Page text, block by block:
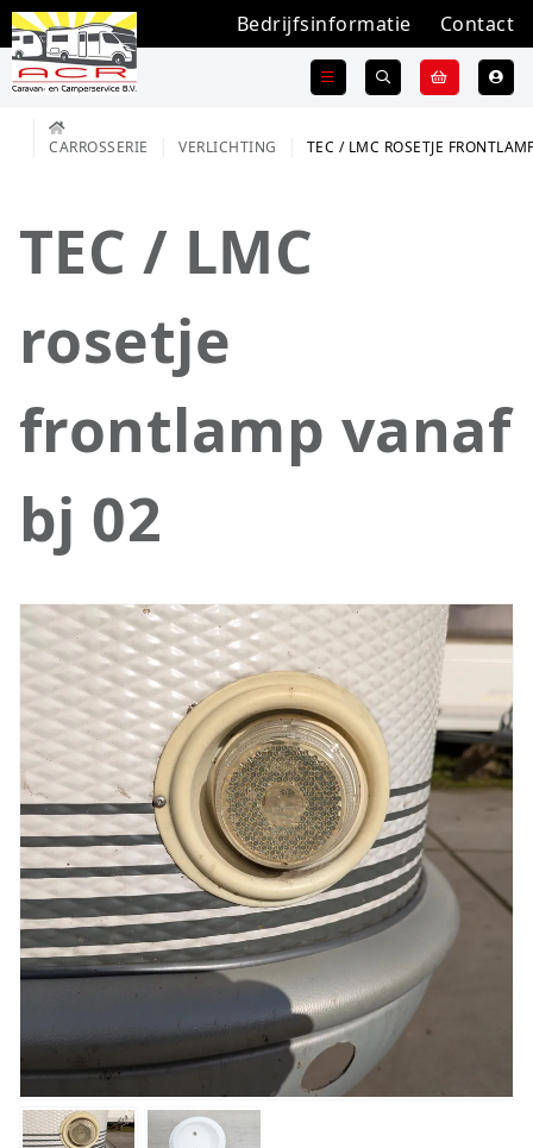
Bedrijfsinformatie Contact
CARROSSERIE VERLICHTING TEC / LMC ROSETJE
TEC / LMC
rosetje
frontlamp vanaf
bj 02